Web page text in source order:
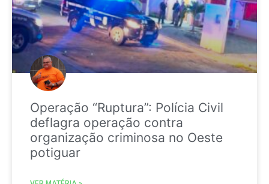
Operação “Ruptura”: Polícia Civil
deflagra operação contra
organização criminosa no Oeste
potiguar